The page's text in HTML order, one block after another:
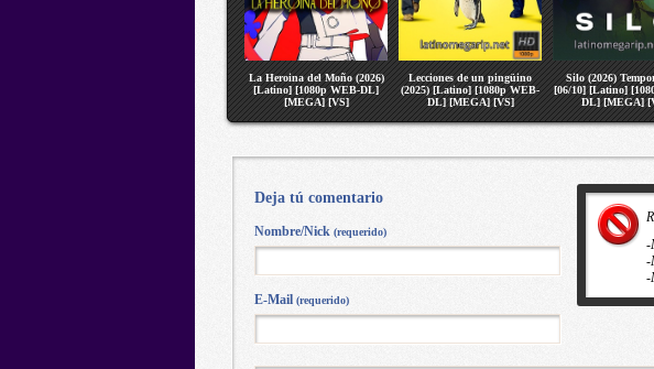
La Heroina del Moño (2026)
[Latino] [1080p WEB-DL]
[MEGA] [VS]
Lecciones de un pingüino
(2025) [Latino] [1080p WEB-
DL] [MEGA] [VS]
Silo (2026)
[06/10] [Latino]
DL] [MEGA]
-
-
-
Deja tú comentario
Nombre/Nick (requerido)
E-Mail (requerido)